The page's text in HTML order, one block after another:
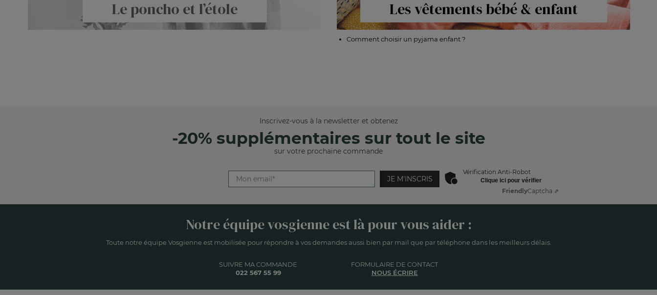
Le poncho et l’étole Les vêtements bébé & enfant
Comment choisir un pyjama enfant ?
Inscrivez-vous à la newsletter et obtenez
-20% supplémentaires sur tout le site
sur votre prochaine commande
JE M'INSCRIS
Vérification Anti-Robot
Clique ici pour vérifier
FriendlyCaptcha ⇗
Notre équipe vosgienne est là pour vous aider :
Toute notre équipe Vosgienne est mobilisée pour répondre à vos demandes aussi bien par mail que par téléphone dans les meilleurs délais.
SUIVRE MA COMMANDE
022 567 55 99
FORMULAIRE DE CONTACT
NOUS ÉCRIRE